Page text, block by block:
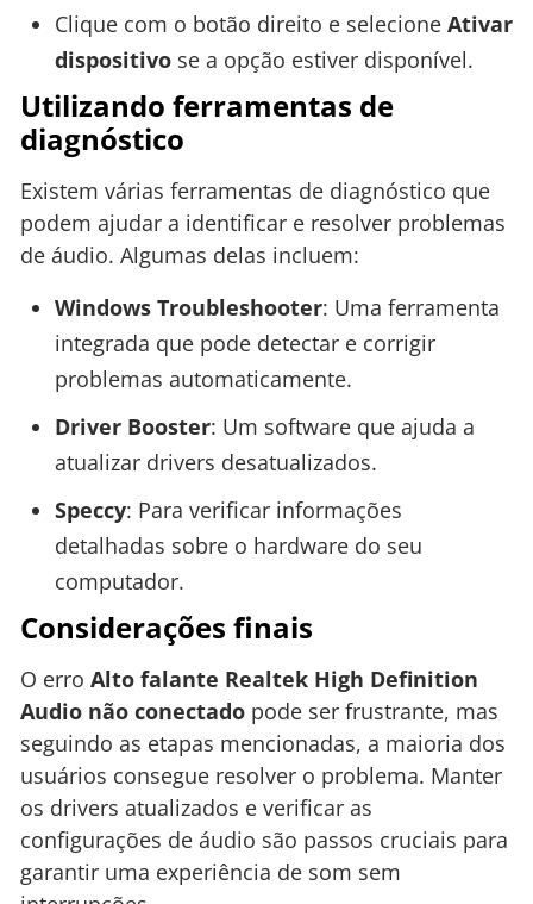
Clique com o botão direito e selecione Ativar
dispositivose a opção estiver disponível.
Utilizando ferramentas de
diagnóstico
Existem várias ferramentas de diagnóstico que
podem ajudar a identificar e resolver problemas
de áudio. Algumas delas incluem:
Windows Troubleshooter: Uma ferramenta
integrada que pode detectar e corrigir
problemas automaticamente.
Driver Booster: Um software que ajuda a
atualizar drivers desatualizados.
Speccy: Para verificar informações
detalhadas sobre o hardware do seu
computador.
Considerações finais
O erro Alto falante Realtek High Definition
Audio não conectado pode ser frustrante, mas
seguindo as etapas mencionadas, a maioria dos
usuários consegue resolver o problema. Manter
os drivers atualizados e verificar as
configurações de áudio são passos cruciais para
garantir uma experiência de som sem